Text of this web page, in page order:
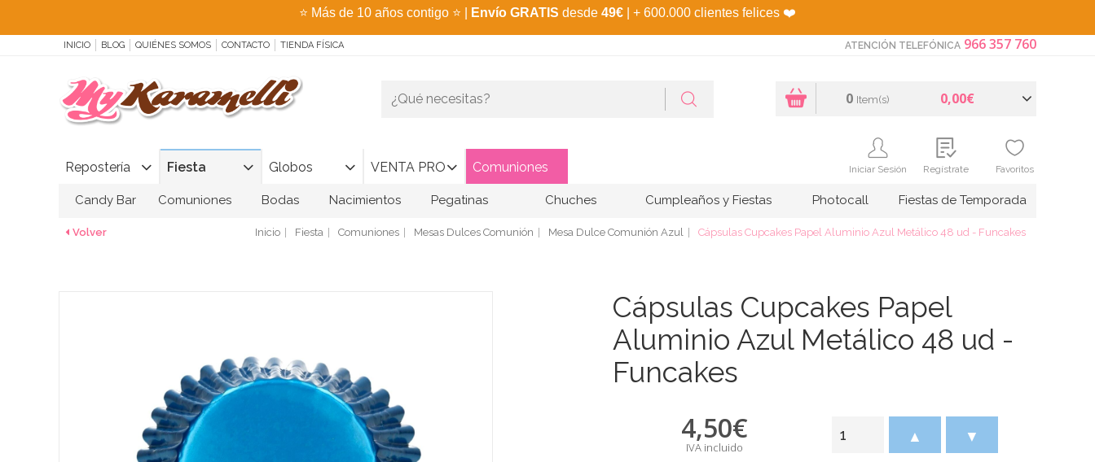
⭐ Más de 10 años contigo ⭐ Envío GRATIS desde 49€ | + 600.000 clientes felices ❤️
INICIO BLOG QUIÉNES SOMOS CONTACTO TIENDA FÍSICA ATENCIÓN TELEFÓNICA 966 357 760
Repostería Fiesta Globos VENTA PRO Comuniones
0 Item(s) 0,00€
Iniciar Sesión Regístrate Favoritos
Candy Bar Comuniones Bodas Nacimientos Pegatinas Chuches Cumpleaños y Fiestas Photocall Fiestas de Temporada
Volver Inicio Fiesta Comuniones Mesas Dulces Comunión Mesa Dulce Comunión Azul Cápsulas Cupcakes Papel Aluminio Azul Metálico 48 ud - Funcakes
Cápsulas Cupcakes Papel
Aluminio Azul Metálico 48 ud -
Funcakes
4,50€
IVA incluido
▲ ▼